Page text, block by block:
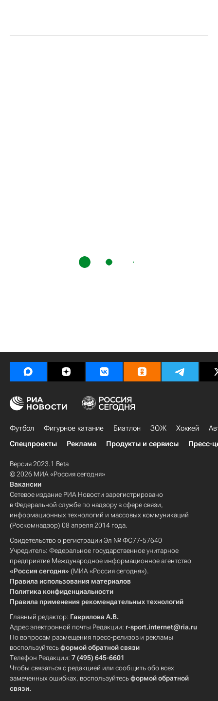
Футбол Фигурное катание Биатлон ЗОЖ Хоккей
Спецпроекты
Реклама Продукты и сервисы Пресс-
Версия 2023.1 Beta
© 2026 МИА «Россия сегодня»
Вакансии
Сетевое издание РИА Новости зарегистрировано
в Федеральной службе по надзору в сфере связи,
информационных технологий и массовых коммуникаций
(Роскомнадзор) 08 апреля 2014 года.
Свидетельство о регистрации Эл № ФС77-57640
Учредитель: Федеральное государственное унитарное
предприятие Международное информационное агентство
«Россия сегодня» (МИА «Россия сегодня»).
Правила использования материалов
Политика конфиденциальности
Правила применения рекомендательных технологий
Главный редактор: Гаврилова А.В.
Адрес электронной почты Редакции: r-sport.internet@ria.ru
По вопросам размещения пресс-релизов и рекламы
воспользуйтесьформой обратной связи
Телефон Редакции: 7 (495) 645-6601
Чтобы связаться с редакцией или сообщить обо всех
замеченных ошибках, воспользуйтесьформой обратной
связи.